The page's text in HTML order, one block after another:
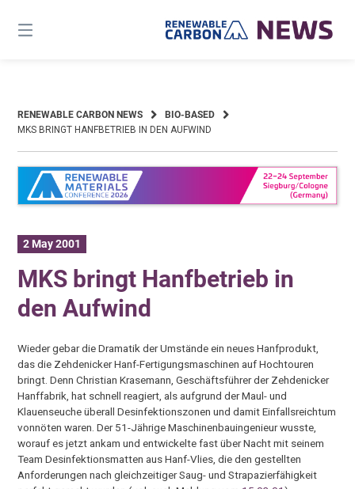
content
RENEWABLE CARBON NEWS
BIO-BASED
MKS BRINGT HANFBETRIEB IN DEN AUFWIND
2 May 2001
MKS bringt Hanfbetrieb in
den Aufwind
Wieder gebar die Dramatik der Umstände ein neues Hanfprodukt,
das die Zehdenicker Hanf-Fertigungsmaschinen auf Hochtouren
bringt. Denn Christian Krasemann, Geschäftsführer der Zehdenicker
Hanffabrik, hat schnell reagiert, als aufgrund der Maul- und
Klauenseuche überall Desinfektionszonen und damit Einfallsreichtum
vonnöten waren. Der 51-Jährige Maschinenbauingenieur wusste,
worauf es jetzt ankam und entwickelte fast über Nacht mit seinem
Team Desinfektionsmatten aus Hanf-Vlies, die den gestellten
Anforderungen nach gleichzeitiger Saug- und Strapazierfähigkeit